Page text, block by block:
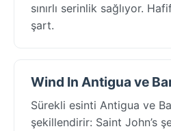
sınırlı serinlik sağlıyor.
şart.
Wind In Antigua ve
Sürekli esinti Antigua ve
şekillendirir: Saint John’s